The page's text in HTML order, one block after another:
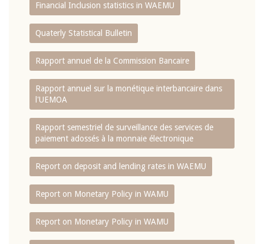
Financial Inclusion statistics in WAEMU
Quaterly Statistical Bulletin
Rapport annuel de la Commission Bancaire
Rapport annuel sur la monétique interbancaire dans
l'UEMOA
Rapport semestriel de surveillance des services de
paiement adossés à la monnaie électronique
Report on deposit and lending rates in WAEMU
Report on Monetary Policy in WAMU
Report on Monetary Policy in WAMU